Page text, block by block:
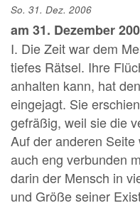
So. 31. Dez. 2006
am 31. Dezember
I. Die Zeit war dem
tiefes Rätsel. Ihre
anhalten kann, hat
eingejagt. Sie
gefräßig, weil sie die
Auf der anderen
auch eng verbunden
darin der Mensch in
und Größe seiner